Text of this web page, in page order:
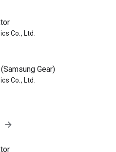
Co., Ltd.
Gear)
Co., Ltd.
arrow_forward